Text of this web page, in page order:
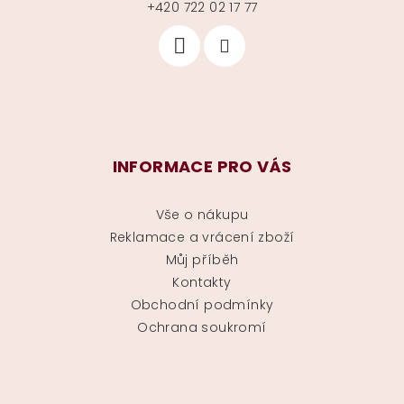
+420 722 02 17 77
INFORMACE PRO VÁS
Vše o nákupu
Reklamace a vrácení zboží
Můj příběh
Kontakty
Obchodní podmínky
Ochrana soukromí